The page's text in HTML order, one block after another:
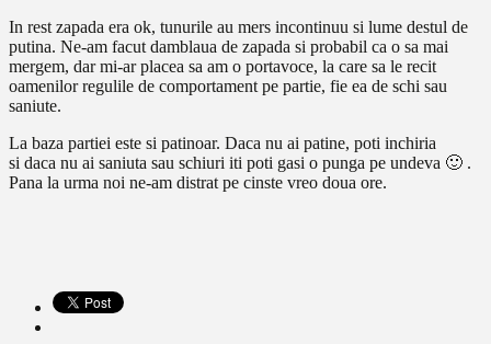
In rest zapada era ok, tunurile au mers incontinuu si lume destul de
putina. Ne-am facut damblaua de zapada si probabil ca o sa mai
mergem, dar mi-ar placea sa am o portavoce, la care sa le recit
oamenilor regulile de comportament pe partie, fie ea de schi sau
saniute.
La baza partiei este si patinoar. Daca nu ai patine, poti inchiria
si daca nu ai saniuta sau schiuri iti poti gasi o punga pe undeva 🙂 .
Pana la urma noi ne-am distrat pe cinste vreo doua ore.